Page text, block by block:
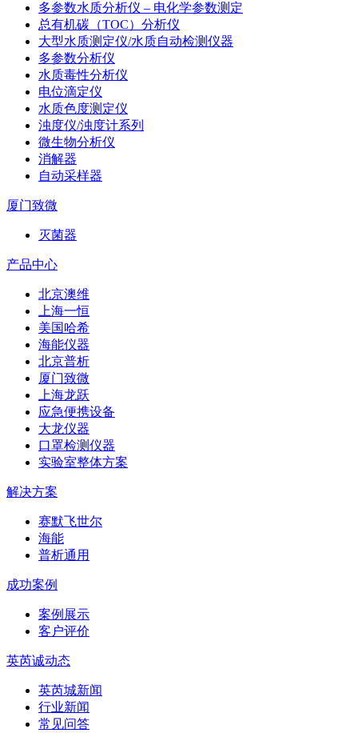
多参数水质分析仪 – 电化学参数测定
总有机碳（TOC）分析仪
大型水质测定仪/水质自动检测仪器
多参数分析仪
水质毒性分析仪
电位滴定仪
水质色度测定仪
浊度仪/浊度计系列
微生物分析仪
消解器
自动采样器
厦门致微
灭菌器
产品中心
北京澳维
上海一恒
美国哈希
海能仪器
北京普析
厦门致微
上海龙跃
应急便携设备
大龙仪器
口罩检测仪器
实验室整体方案
解决方案
赛默飞世尔
海能
普析通用
成功案例
案例展示
客户评价
英芮诚动态
英芮城新闻
行业新闻
常见问答